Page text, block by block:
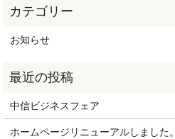
お知らせ
中信ビジネスフェア
ホームページリニューアルしました。